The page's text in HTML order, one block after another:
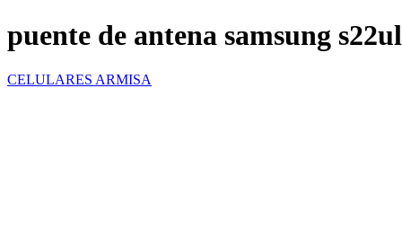
puente de antena samsung
CELULARES ARMISA